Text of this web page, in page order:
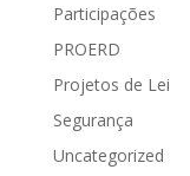
Participações
PROERD
Projetos de Lei
Segurança
Uncategorized